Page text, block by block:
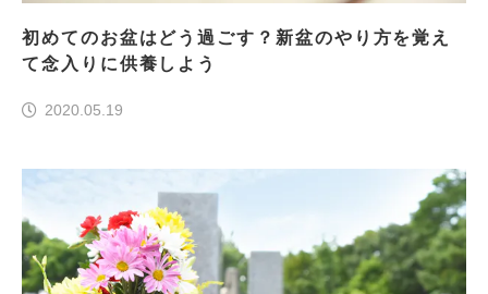
初めてのお盆はどう過ごす？新盆のやり方を覚え
て念入りに供養しよう
2020.05.19